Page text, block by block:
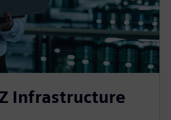
Infrastructure